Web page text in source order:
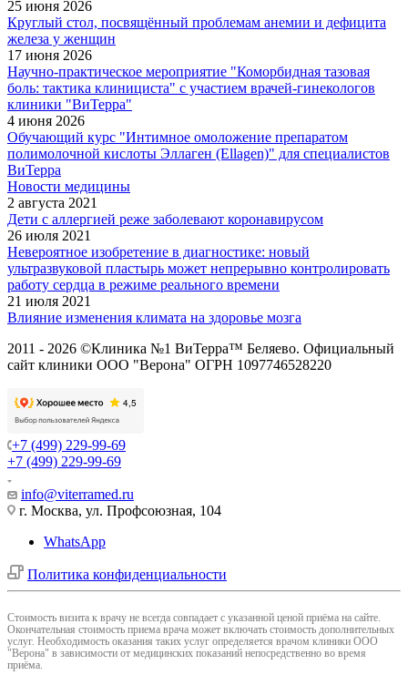
25 июня 2026
Круглый стол, посвящённый проблемам анемии и дефицита
железа у женщин
17 июня 2026
Научно-практическое мероприятие "Коморбидная тазовая
боль: тактика клинициста" с участием врачей-гинекологов
клиники "ВиТерра"
4 июня 2026
Обучающий курс "Интимное омоложение препаратом
полимолочной кислоты Эллаген (Ellagen)" для специалистов
ВиТерра
Новости медицины
2 августа 2021
Дети с аллергией реже заболевают коронавирусом
26 июля 2021
Невероятное изобретение в диагностике: новый
ультразвуковой пластырь может непрерывно контролировать
работу сердца в режиме реального времени
21 июля 2021
Влияние изменения климата на здоровье мозга
2011 - 2026 ©Клиника №1 ВиТерра™ Беляево. Официальный
сайт клиники ООО "Верона" ОГРН 1097746528220
+7 (499) 229-99-69
+7 (499) 229-99-69
info@viterramed.ru
г. Москва, ул. Профсоюзная, 104
WhatsApp
Политика конфиденциальности
Cтоимость визита к врачу не всегда совпадает с указанной ценой приёма на сайте.
Окончательная стоимость приема врача может включать стоимость дополнительных
услуг. Необходимость оказания таких услуг определяется врачом клиники ООО
"Верона" в зависимости от медицинских показаний непосредственно во время
приёма.